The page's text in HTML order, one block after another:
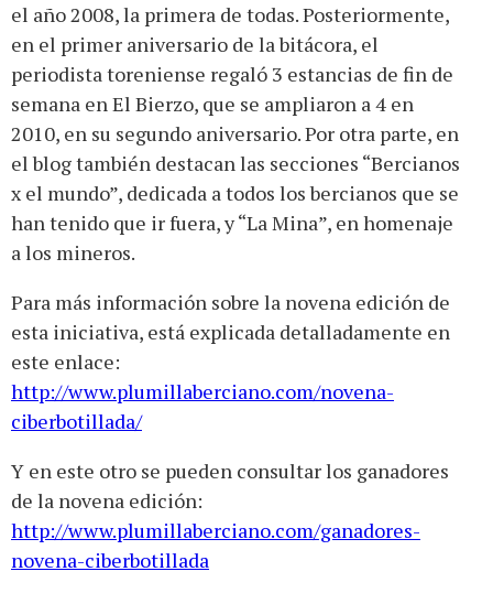
el año 2008, la primera de todas. Posteriormente,
en el primer aniversario de la bitácora, el
periodista toreniense regaló 3 estancias de fin de
semana en El Bierzo, que se ampliaron a 4 en
2010, en su segundo aniversario. Por otra parte, en
el blog también destacan las secciones “Bercianos
x el mundo”, dedicada a todos los bercianos que se
han tenido que ir fuera, y “La Mina”, en homenaje
a los mineros.
Para más información sobre la novena edición de
esta iniciativa, está explicada detalladamente en
este enlace:
http://www.plumillaberciano.com/novena-
ciberbotillada/
Y en este otro se pueden consultar los ganadores
de la novena edición:
http://www.plumillaberciano.com/ganadores-
novena-ciberbotillada